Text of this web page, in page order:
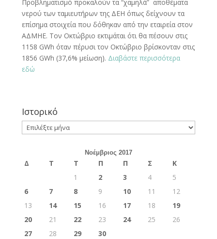
Προβληματισμό προκαλούν τα “χαμηλά” αποθέματα
νερού των ταμιευτήρων της ΔΕΗ όπως δείχνουν τα
επίσημα στοιχεία που δόθηκαν από την εταιρεία στον
ΑΔΜΗΕ. Τον Οκτώβριο εκτιμάται ότι θα πέσουν στις
1158 GWh όταν πέρυσι τον Οκτώβριο βρίσκονταν στις
1856 GWh (37,6% μείωση). Διαβάστε περισσότερα
εδώ
Ιστορικό
Ιστορικό
Νοέμβριος 2017
Δ Τ Τ Π Π Σ
Κ
1
2 3 4
5
6
7 8 9 10 11
12
13
14 15 16 17 18
19
20
21 22 23 24 25
26
27
28 29
30